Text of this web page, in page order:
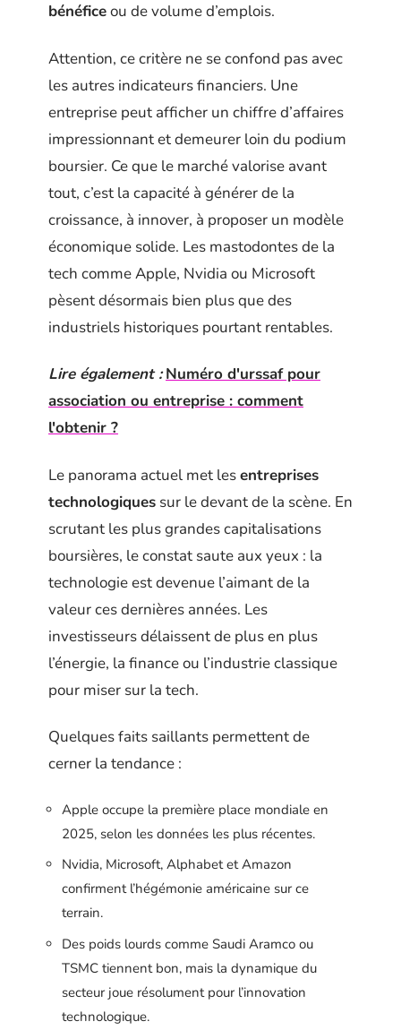
bénéficeou de volume d’emplois.
Attention, ce critère ne se confond pas avec
les autres indicateurs financiers. Une
entreprise peut afficher un chiffre d’affaires
impressionnant et demeurer loin du podium
boursier. Ce que le marché valorise avant
tout, c’est la capacité à générer de la
croissance, à innover, à proposer un modèle
économique solide. Les mastodontes de la
tech comme Apple, Nvidia ou Microsoft
pèsent désormais bien plus que des
industriels historiques pourtant rentables.
Lire également : Numéro d'urssaf pour
association ou entreprise : comment
l'obtenir ?
Le panorama actuel met lesentreprises
technologiques sur le devant de la scène. En
scrutant les plus grandes capitalisations
boursières, le constat saute aux yeux : la
technologie est devenue l’aimant de la
valeur ces dernières années. Les
investisseurs délaissent de plus en plus
l’énergie, la finance ou l’industrie classique
pour miser sur la tech.
Quelques faits saillants permettent de
cerner la tendance :
Apple occupe la première place mondiale en
2025, selon les données les plus récentes.
Nvidia, Microsoft, Alphabet et Amazon
confirment l’hégémonie américaine sur ce
terrain.
Des poids lourds comme Saudi Aramco ou
TSMC tiennent bon, mais la dynamique du
secteur joue résolument pour l’innovation
technologique.